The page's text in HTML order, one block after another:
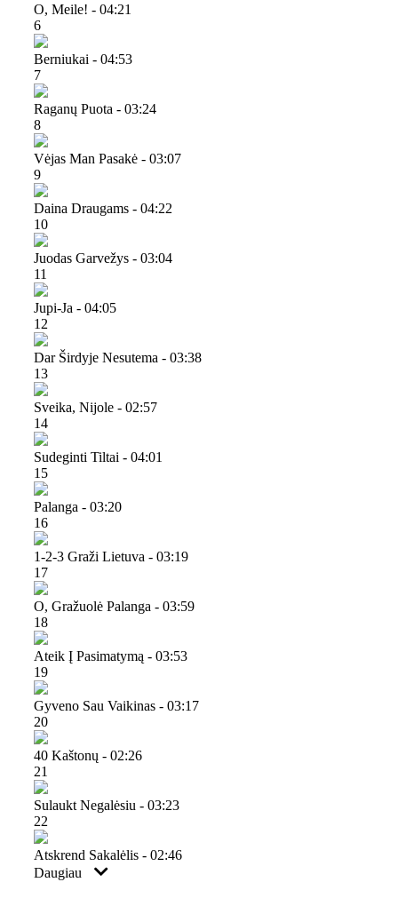
O, Meile! - 04:21
6
Berniukai - 04:53
7
Raganų Puota - 03:24
8
Vėjas Man Pasakė - 03:07
9
Daina Draugams - 04:22
10
Juodas Garvežys - 03:04
11
Jupi-Ja - 04:05
12
Dar Širdyje Nesutema - 03:38
13
Sveika, Nijole - 02:57
14
Sudeginti Tiltai - 04:01
15
Palanga - 03:20
16
1-2-3 Graži Lietuva - 03:19
17
O, Gražuolė Palanga - 03:59
18
Ateik Į Pasimatymą - 03:53
19
Gyveno Sau Vaikinas - 03:17
20
40 Kaštonų - 02:26
21
Sulaukt Negalėsiu - 03:23
22
Atskrend Sakalėlis - 02:46
Daugiau